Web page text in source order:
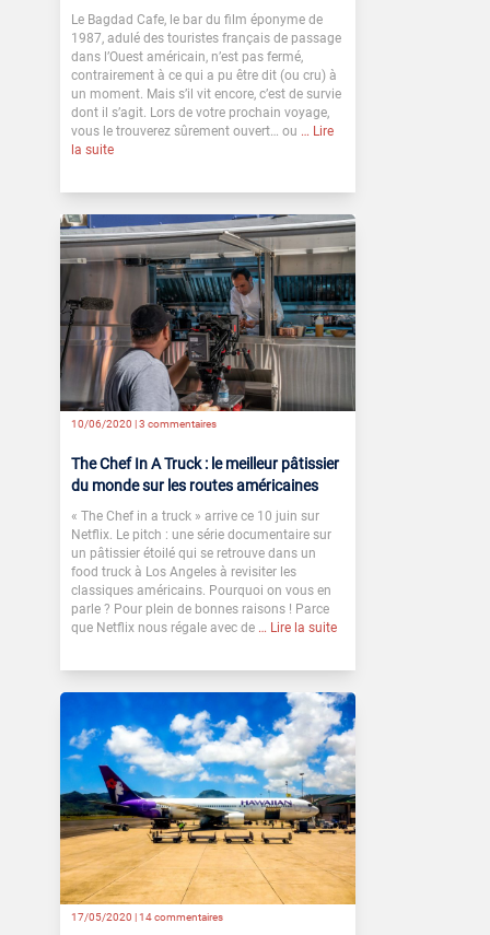
Le Bagdad Cafe, le bar du film éponyme de
1987, adulé des touristes français de passage
dans l’Ouest américain, n’est pas fermé,
contrairement à ce qui a pu être dit (ou cru) à
un moment. Mais s’il vit encore, c’est de survie
dont il s’agit. Lors de votre prochain voyage,
vous le trouverez sûrement ouvert… ou … Lire
la suite
10/06/2020 |3 commentaires
The Chef In A Truck : le meilleur pâtissier
du monde sur les routes américaines
« The Chef in a truck » arrive ce 10 juin sur
Netflix. Le pitch : une série documentaire sur
un pâtissier étoilé qui se retrouve dans un
food truck à Los Angeles à revisiter les
classiques américains. Pourquoi on vous en
parle ? Pour plein de bonnes raisons ! Parce
que Netflix nous régale avec de … Lire la suite
17/05/2020 |14 commentaires